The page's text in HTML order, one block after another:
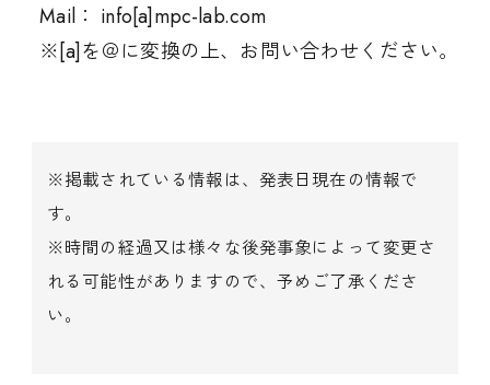
Mail： info[a]mpc-lab.com
※[a]を＠に変換の上、お問い合わせください。
※掲載されている情報は、発表日現在の情報で
す。
※時間の経過又は様々な後発事象によって変更さ
れる可能性がありますので、予めご了承くださ
い。